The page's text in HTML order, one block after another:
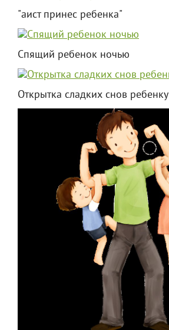
"аист принес ребенка"
Спящий ребенок ночью
Открытка сладких снов ребенку